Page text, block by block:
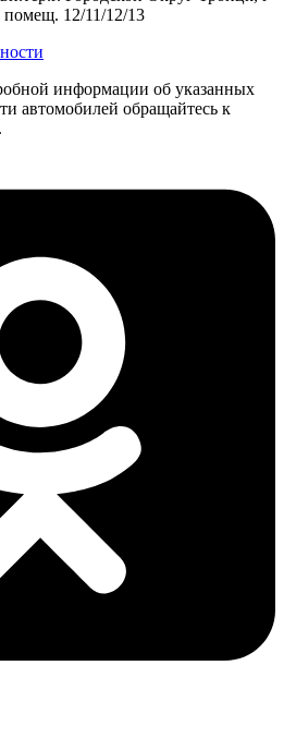
помещ. 12/11/12/13
информации об указанных
автомобилей обращайтесь к